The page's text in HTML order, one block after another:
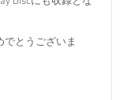
でとうございま